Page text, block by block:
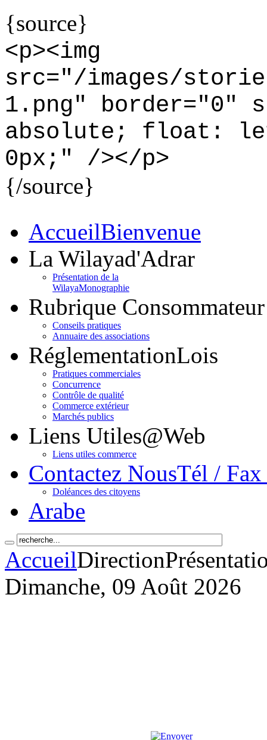
{source}
<p><img
src="/images/
1.png" border="0"
absolute; float:
0px;" /></p>
{/source}
AccueilBienvenue
La Wilayad'Adrar
Présentation de la
WilayaMonographie
Rubrique Consommateur
Conseils pratiques
Annuaire des associations
RéglementationLois
Pratiques commerciales
Concurrence
Contrôle de qualité
Commerce extérieur
Marchés publics
Liens Utiles@Web
Liens utiles commerce
Contactez NousTél /
Doléances des citoyens
Arabe
AccueilDirection
Dimanche, 09 Août 2026